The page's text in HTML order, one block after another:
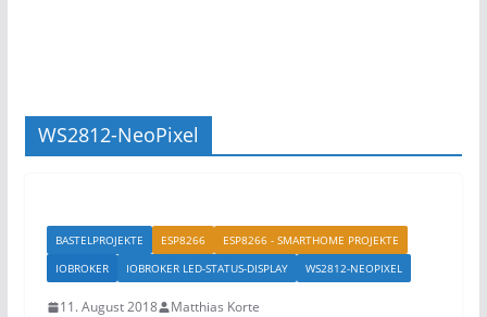
WS2812-NeoPixel
BASTELPROJEKTE ESP8266
ESP8266 - SMARTHOME PROJEKTE
IOBROKER
IOBROKER LED-STATUS-DISPLAY WS2812-NEOPIXEL
11. August 2018 Matthias Korte